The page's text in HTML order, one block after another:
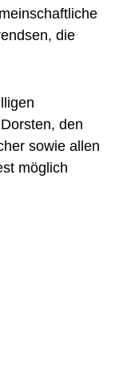
die
Dorsten, den
sowie allen
möglich